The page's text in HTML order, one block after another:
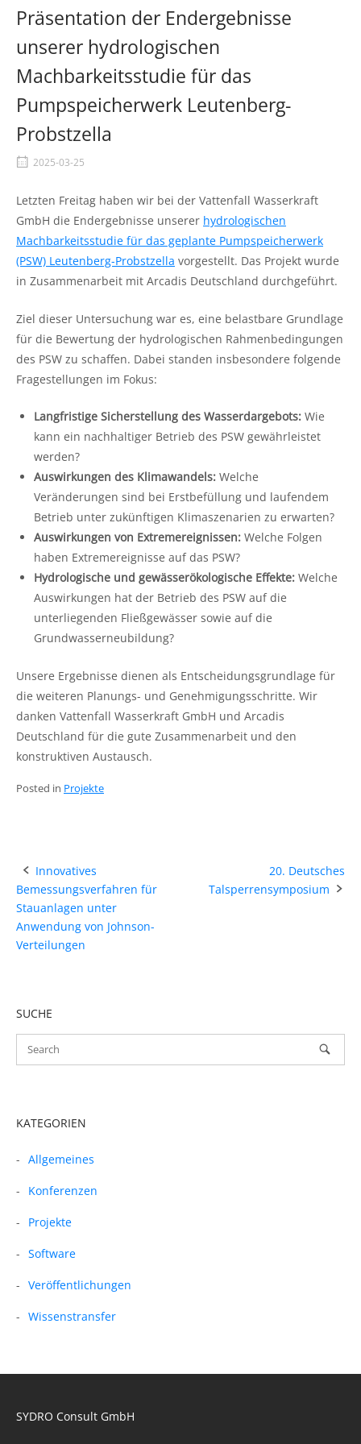
Präsentation der Endergebnisse
unserer hydrologischen
Machbarkeitsstudie für das
Pumpspeicherwerk Leutenberg-
Probstzella
2025-03-25
Letzten Freitag haben wir bei der Vattenfall Wasserkraft
GmbH die Endergebnisse unserer hydrologischen
Machbarkeitsstudie für das geplante Pumpspeicherwerk
(PSW) Leutenberg-Probstzella vorgestellt. Das Projekt wurde
in Zusammenarbeit mit Arcadis Deutschland durchgeführt.
Ziel dieser Untersuchung war es, eine belastbare Grundlage
für die Bewertung der hydrologischen Rahmenbedingungen
des PSW zu schaffen. Dabei standen insbesondere folgende
Fragestellungen im Fokus:
Langfristige Sicherstellung des Wasserdargebots:Wie
kann ein nachhaltiger Betrieb des PSW gewährleistet
werden?
Auswirkungen des Klimawandels:Welche
Veränderungen sind bei Erstbefüllung und laufendem
Betrieb unter zukünftigen Klimaszenarien zu erwarten?
Auswirkungen von Extremereignissen:Welche Folgen
haben Extremereignisse auf das PSW?
Hydrologische und gewässerökologische Effekte:Welche
Auswirkungen hat der Betrieb des PSW auf die
unterliegenden Fließgewässer sowie auf die
Grundwasserneubildung?
Unsere Ergebnisse dienen als Entscheidungsgrundlage für
die weiteren Planungs- und Genehmigungsschritte. Wir
danken Vattenfall Wasserkraft GmbH und Arcadis
Deutschland für die gute Zusammenarbeit und den
konstruktiven Austausch.
Posted in Projekte
Post
navigation
Innovatives
Bemessungsverfahren für
Stauanlagen unter
Anwendung von Johnson-
Verteilungen
20. Deutsches
Talsperrensymposium
SUCHE
KATEGORIEN
Allgemeines
Konferenzen
Projekte
Software
Veröffentlichungen
Wissenstransfer
SYDRO Consult GmbH